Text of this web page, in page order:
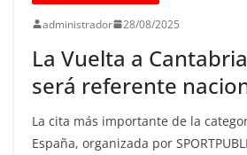
administrador 28/08/2025
La Vuelta a
será referente
La cita más importante de la
España, organizada por